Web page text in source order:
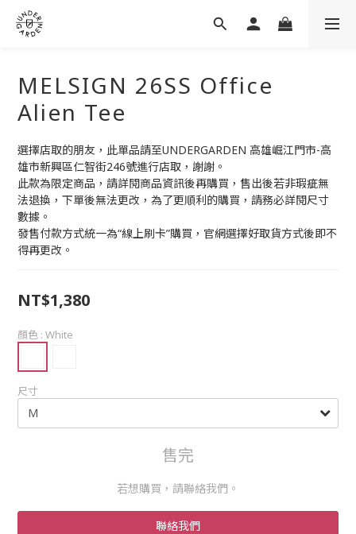
MELSIGN 26SS Office
Alien Tee
選擇店取的朋友，此單品請至UNDERGARDEN 高雄崛江門市-高
雄市新興區仁智街246號進行店取，謝謝。
此款為限定商品，請詳閱商品資訊後再購買，售出後若非瑕疵無
法退換，下單後無法更改，為了更順利的購買，請務必詳閱尺寸
數據。
發售付款方式統一為“線上刷卡”購買，官網選擇好取貨方式後即不
得再更改。
NT$1,380
顏色 : White
尺寸
售完
若想購買，請聯絡我們。
聯絡我們